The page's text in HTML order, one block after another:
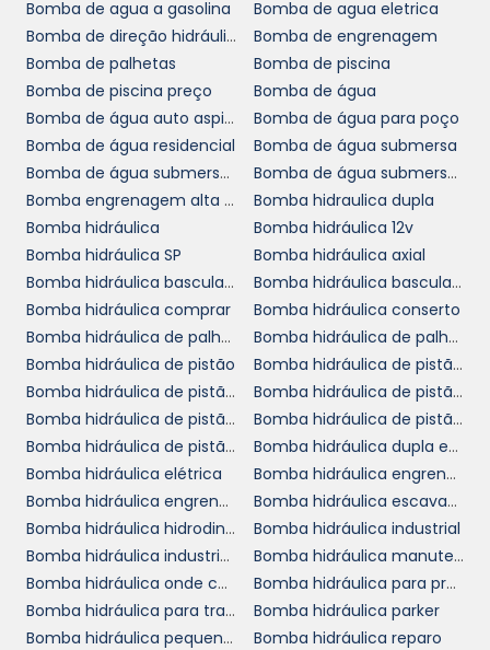
aliada na otimização de processos agrícolas.
Além desses setores, ela também é utilizada
em comércios que lidam com grandes
volumes de água, como aquários, lavanderias
e estaleiros. Isso demonstra a adaptabilidade
do produto em diferentes contextos,
satisfazendo as necessidades de empresas
com demandas específicas e variadas.
INVESTIMENTO E RETORNO
Adquirir uma bomba sapo 220 Vrepresenta
não somente um investimento em um
equipamento de qualidade, mas também
uma estratégia eficaz para garantir a
continuidade das suas operações. Quando
bem utilizada, a bomba proporciona
economia em tempo, energia e recursos,
permitindo que as empresas se foquem em
seu core business, enquanto asseguram que a
gestão de água e outros líquidos não se torne
um problema.
Bomba de agua a gasolina
Bomba de agua eletrica
Bomba de direção hidráulica
Bomba de engrenagem
Bomba de palhetas
Bomba de piscina
Bomba de piscina preço
Bomba de água
Bomba de água auto aspirante
Bomba de água para poço
Bomba de água residencial
Bomba de água submersa
Bomba de água submersa para poço
Bomba de água submersa preço
Bomba engrenagem alta pressão
Bomba hidraulica dupla
Bomba hidráulica
Bomba hidráulica 12v
Bomba hidráulica SP
Bomba hidráulica axial
Bomba hidráulica basculante
Bomba hidráulica basculante preço
Bomba hidráulica comprar
Bomba hidráulica conserto
Bomba hidráulica de palheta
Bomba hidráulica de palhetas variável
Bomba hidráulica de pistão
Bomba hidráulica de pistão a venda
Bomba hidráulica de pistão cotar
Bomba hidráulica de pistão cotação
Bomba hidráulica de pistão loja
Bomba hidráulica de pistão onde comprar
Bomba hidráulica de pistão orçamento
Bomba hidráulica dupla em SP
Bomba hidráulica elétrica
Bomba hidráulica engrenagem
Bomba hidráulica engrenagem valor
Bomba hidráulica escavadeira
Bomba hidráulica hidrodinâmica
Bomba hidráulica industrial
Bomba hidráulica industrial preço
Bomba hidráulica manutenção
Bomba hidráulica onde comprar
Bomba hidráulica para prensa
Bomba hidráulica para trator
Bomba hidráulica parker
Bomba hidráulica pequena preço
Bomba hidráulica reparo